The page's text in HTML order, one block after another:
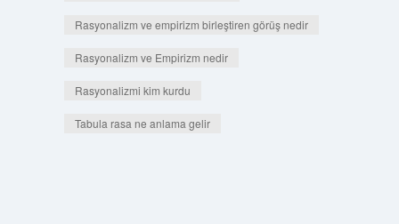
Rasyonalizm ve empirizm birleştiren görüş nedir
Rasyonalizm ve Empirizm nedir
Rasyonalizmi kim kurdu
Tabula rasa ne anlama gelir